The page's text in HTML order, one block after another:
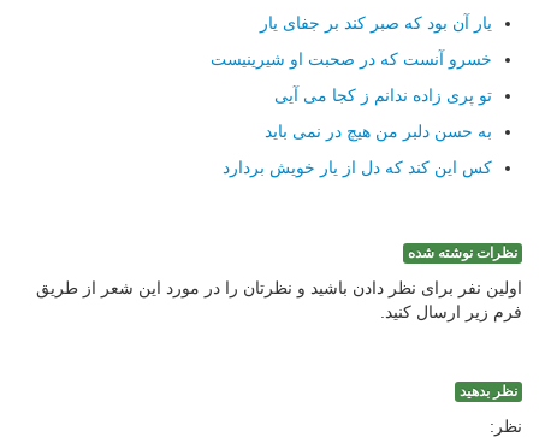
یار آن بود که صبر کند بر جفای یار
خسرو آنست که در صحبت او شیرینیست
تو پری زاده ندانم ز کجا می آیی
به حسن دلبر من هیچ در نمی باید
کس این کند که دل از یار خویش بردارد
نظرات نوشته شده
اولین نفر برای نظر دادن باشید و نظرتان را در مورد این شعر از طریق
فرم زیر ارسال کنید.
نظر بدهید
نظر: